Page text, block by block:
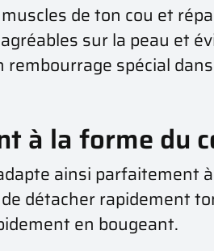
de ton cou et
sur la peau et
spécial
à la forme du
ainsi parfaitement
détacher rapidement
en bougeant.